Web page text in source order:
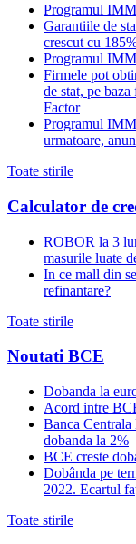
Programul
Garantiile de
crescut cu
Programul IMM
Firmele pot
de stat, pe
Factor
Programul
urmatoare,
Toate stirile
Calculator de
ROBOR la 3
masurile luate
In ce mall din
refinantare?
Toate stirile
Noutati BCE
Dobanda la
Acord intre
Banca
dobanda la 2%
BCE creste
Dobânda pe
2022. Ecartul
Toate stirile